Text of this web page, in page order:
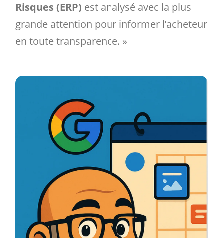
Risques (ERP) est analysé avec la plus
grande attention pour informer l’acheteur
en toute transparence. »